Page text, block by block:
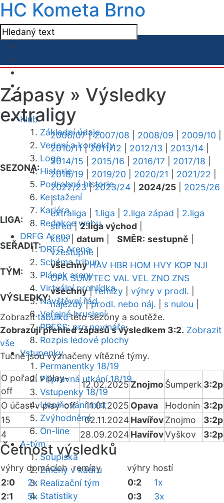
HC Kometa Brno
Klub
Základní údaje
Vedení a kontakty
Logo
Historie
Podrobná historie
Ke stažení
Kariéra
Redakce webu
DRFG Arena
DRFG Arena
Schéma tribun
Plánek areny
Virtuální prohlídka
Návštěvní řád
Veřejné bruslení
PRESS: pro novináře
Rozpis ledové plochy
Vstupenky
Permanentky 18/19
Přípravná utkání 18/19
Vstupenky 18/19
Uvolňování míst
Zvýhodněné
On-line
A-tým
Soupiska
Změny v kádru
Realizační tým
Statistiky
Zápasy » Výsledky
extraligy
SEZONA:
2006/07|2007/08 2008/09 2009/10
2010/11|2011/12 2012/13 2013/14
2014/15
2015/16 2016/17 2017/18
2018/19
2019/20 2020/21 2021/22
2022/23|2023/24 2024/25
2025/26
|
LIGA:
extraliga 1.liga 2.liga západ
2.liga
střed|2.liga východ
SEŘADIT:
kolo| datum SMĚR: sestupně
vzestupně
TÝM:
všechny HAV HBR HOM HVY KOP NJI
OPA SUM TEC VAL VEL ZNO ZNS
VÝSLEDKY:
všechny|remízy výhry v prodl.
nájezdy|prodl. nebo náj. s nulou
Zobrazittabulkutéto sezóny a soutěže.
Zobrazuji přehled zápasů s výsledkem 3:2. Zobrazit
vše
Tučně jsou vyznačeny vítězné týmy.
O pořadí v play-
off
12.02.2025Znojmo Šumperk 3:2p
O účast v play-off
11.01.2025 Opava Hodonín 3:2p
15
02.11.2024HavířovZnojmo
3:2p
4
28.09.2024HavířovVyškov 3:2p
Četnost výsledků
výhry domácíchremízy výhry hostí
2:0
2x
2:1
5x
0:2
1x
0:3
3x